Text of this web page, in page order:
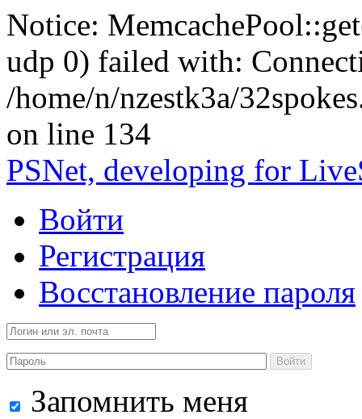
Notice:
udp 0) failed with:
/home/n/nzestk3a/
on line 134
PSNet, developing for
Войти
Регистрация
Восстановление пароля
Войти
Запомнить меня